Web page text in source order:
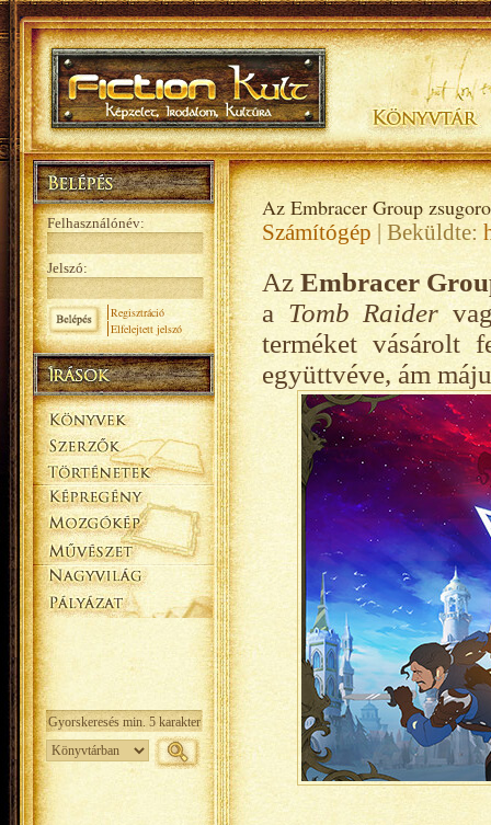
Felhasználónév:
Jelszó:
Regisztráció
Elfelejtett jelszó
Az Embracer Group
Számítógép | Beküldte:
Az Embracer
a Tomb Raider
terméket
együttvéve, ám